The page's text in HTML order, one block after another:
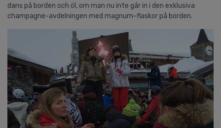
dans på borden och öl, om man nu inte går in i den exklusiva
champagne-avdelningen med magnum-flaskor på borden.